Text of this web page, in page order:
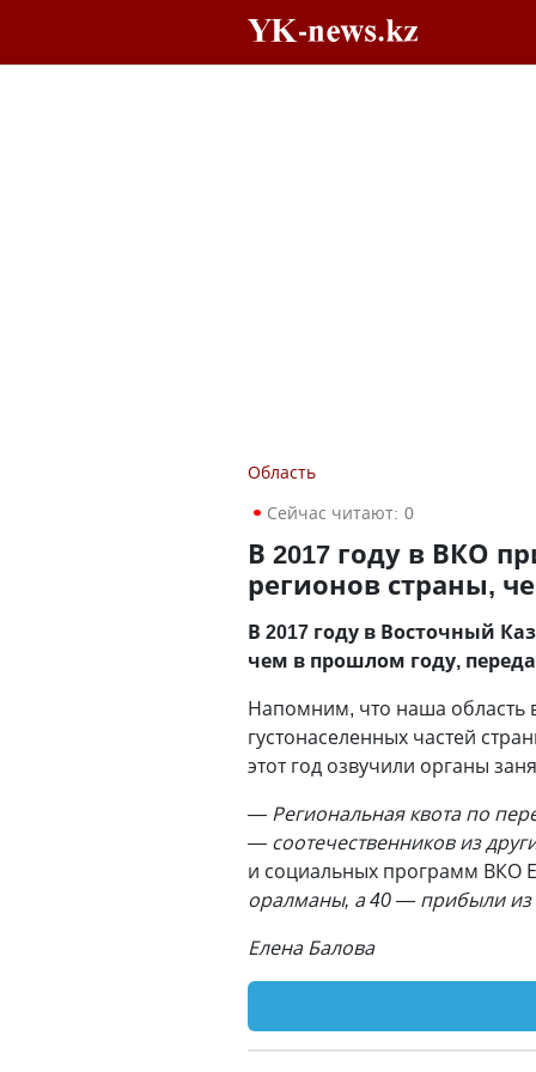
Область
Сейчас читают: 0
В 2017 году в ВКО
регионов страны,
В 2017 году в Восточный
чем в прошлом году,
Напомним, что наша область
густонаселенных частей
этот год озвучили органы
— Региональная квота по
— соотечественников из
и социальных программ ВКО
оралманы, а 40 — прибыли из
Елена Балова